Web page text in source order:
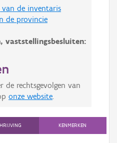
de inventaris
de provincie
vaststellingsbesluiten:
de rechtsgevolgen van
onze website
KENMERKEN